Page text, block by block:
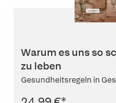
Warum es uns so
zu leben
Gesundheitsregeln in